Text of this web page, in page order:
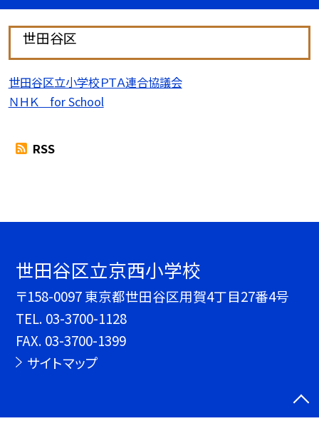
世田谷区
世田谷区立小学校ＰＴＡ連合協議会
ＮＨＫ for School
RSS
世田谷区立京西小学校
〒158-0097 東京都世田谷区用賀4丁目27番4号
TEL. 03-3700-1128
FAX. 03-3700-1399
サイトマップ